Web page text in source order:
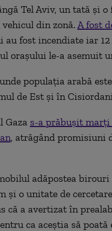
Tel Aviv, un tată și
din zonă. A fost
fost incendiate iar
oraşului le-a asemuit
populaţia arabă
de Est şi în
Gaza s-a prăbușit marți
, atrăgând promisiuni
adăpostea
și o unitate de
că a avertizat în
ca aceștia să poată